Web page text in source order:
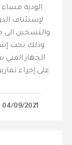
الودية
لإستئناف
والتسخين الى
وذلك تحت
الجهاز الفني
على إجراء
04/09/2021